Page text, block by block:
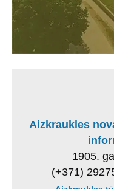
Aizkraukles
1905.
(+371)